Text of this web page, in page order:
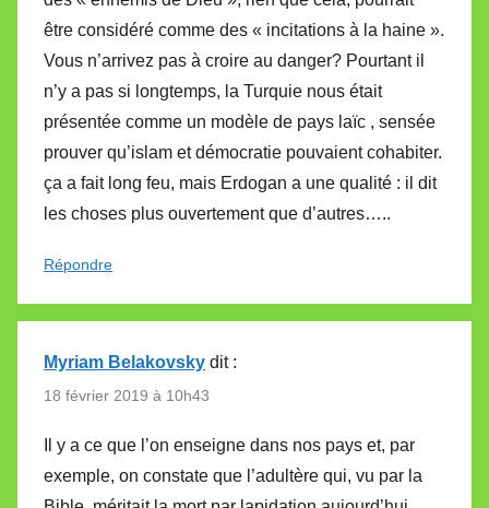
être considéré comme des « incitations à la haine ».
Vous n’arrivez pas à croire au danger? Pourtant il
n’y a pas si longtemps, la Turquie nous était
présentée comme un modèle de pays laïc , sensée
prouver qu’islam et démocratie pouvaient cohabiter.
ça a fait long feu, mais Erdogan a une qualité : il dit
les choses plus ouvertement que d’autres…..
Répondre
Myriam Belakovsky dit :
18 février 2019 à 10h43
Il y a ce que l’on enseigne dans nos pays et, par
exemple, on constate que l’adultère qui, vu par la